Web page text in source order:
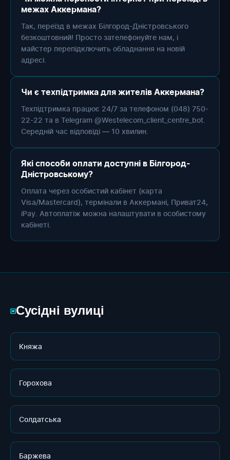
межах Аккермана?
Так, переїзд в межах Білгород-Дністровського
безкоштовний! Просто зателефонуйте нам, і
майстер перепідключить обладнання на новій
адресі.
Чи є техпідтримка для жителів Аккермана?
Техпідтримка працює 24/7 за телефоном (048) 750-
22-22 та в Telegram @Westelecom_client_centre_bot.
Середній час відповіді — 10 хвилин.
Які способи оплати доступні в Білгород-
Дністровському?
Оплата через особистий кабінет (карта
Visa/Mastercard), термінали в Аккермані, Приват24,
iPay. Автоплатіж можна налаштувати в особистому
кабінеті.
▣Сусідні вулиці
Княжа
Горохова
Солдатська
Баржева